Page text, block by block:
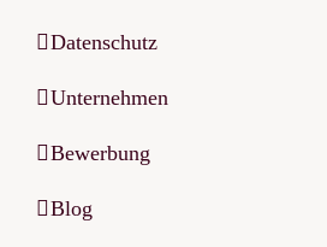
Datenschutz
Unternehmen
Bewerbung
Blog